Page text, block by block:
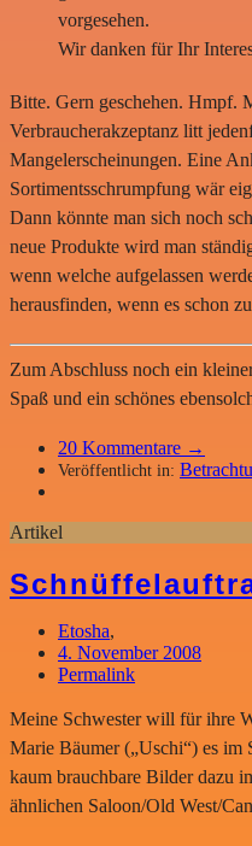
vorgesehen.
Wir danken für Ihr
Bitte. Gern geschehen. Hmpf.
Verbraucherakzeptanz litt
Mangelerscheinungen. Eine
Sortimentsschrumpfung wär
Dann könnte man sich noch
neue Produkte wird man
wenn welche aufgelassen
herausfinden, wenn es schon
Zum Abschluss noch ein
Spaß und ein schönes
20 Kommentare →
Veröffentlicht in:
Artikel
Etosha,
4. November 2008
Permalink
Meine Schwester will für ihre
Marie Bäumer („Uschi“) es im
kaum brauchbare Bilder dazu
ähnlichen Saloon/Old West/